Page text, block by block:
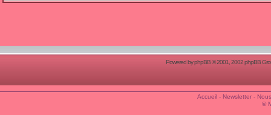
Powered byphpBB© 2001, 2002 phpBB
Accueil- Newsletter-
©